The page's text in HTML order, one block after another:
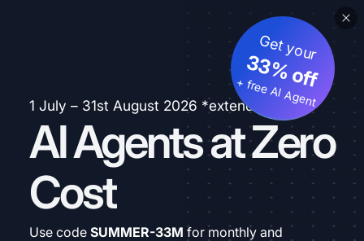
1 July – 31st August 2026 *extended
AI Agents at Zero
Cost
Get your
33% off
+ free AI Agent
Use code SUMMER-33M for monthly and